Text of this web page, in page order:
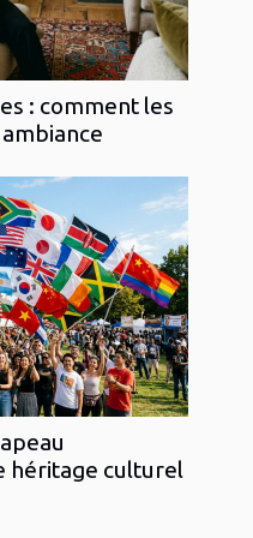
: comment les
héritage culturel